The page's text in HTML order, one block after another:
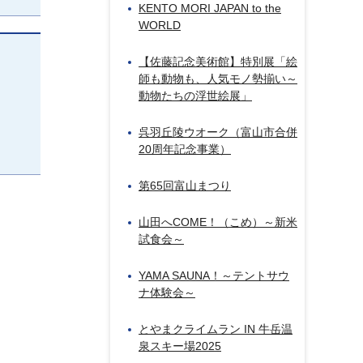
KENTO MORI JAPAN to the
WORLD
【佐藤記念美術館】特別展「絵
師も動物も、人気モノ勢揃い～
動物たちの浮世絵展」
呉羽丘陵ウオーク（富山市合併
20周年記念事業）
第65回富山まつり
山田へCOME！（こめ）～新米
試食会～
YAMA SAUNA！～テントサウ
ナ体験会～
とやまクライムラン IN 牛岳温
泉スキー場2025